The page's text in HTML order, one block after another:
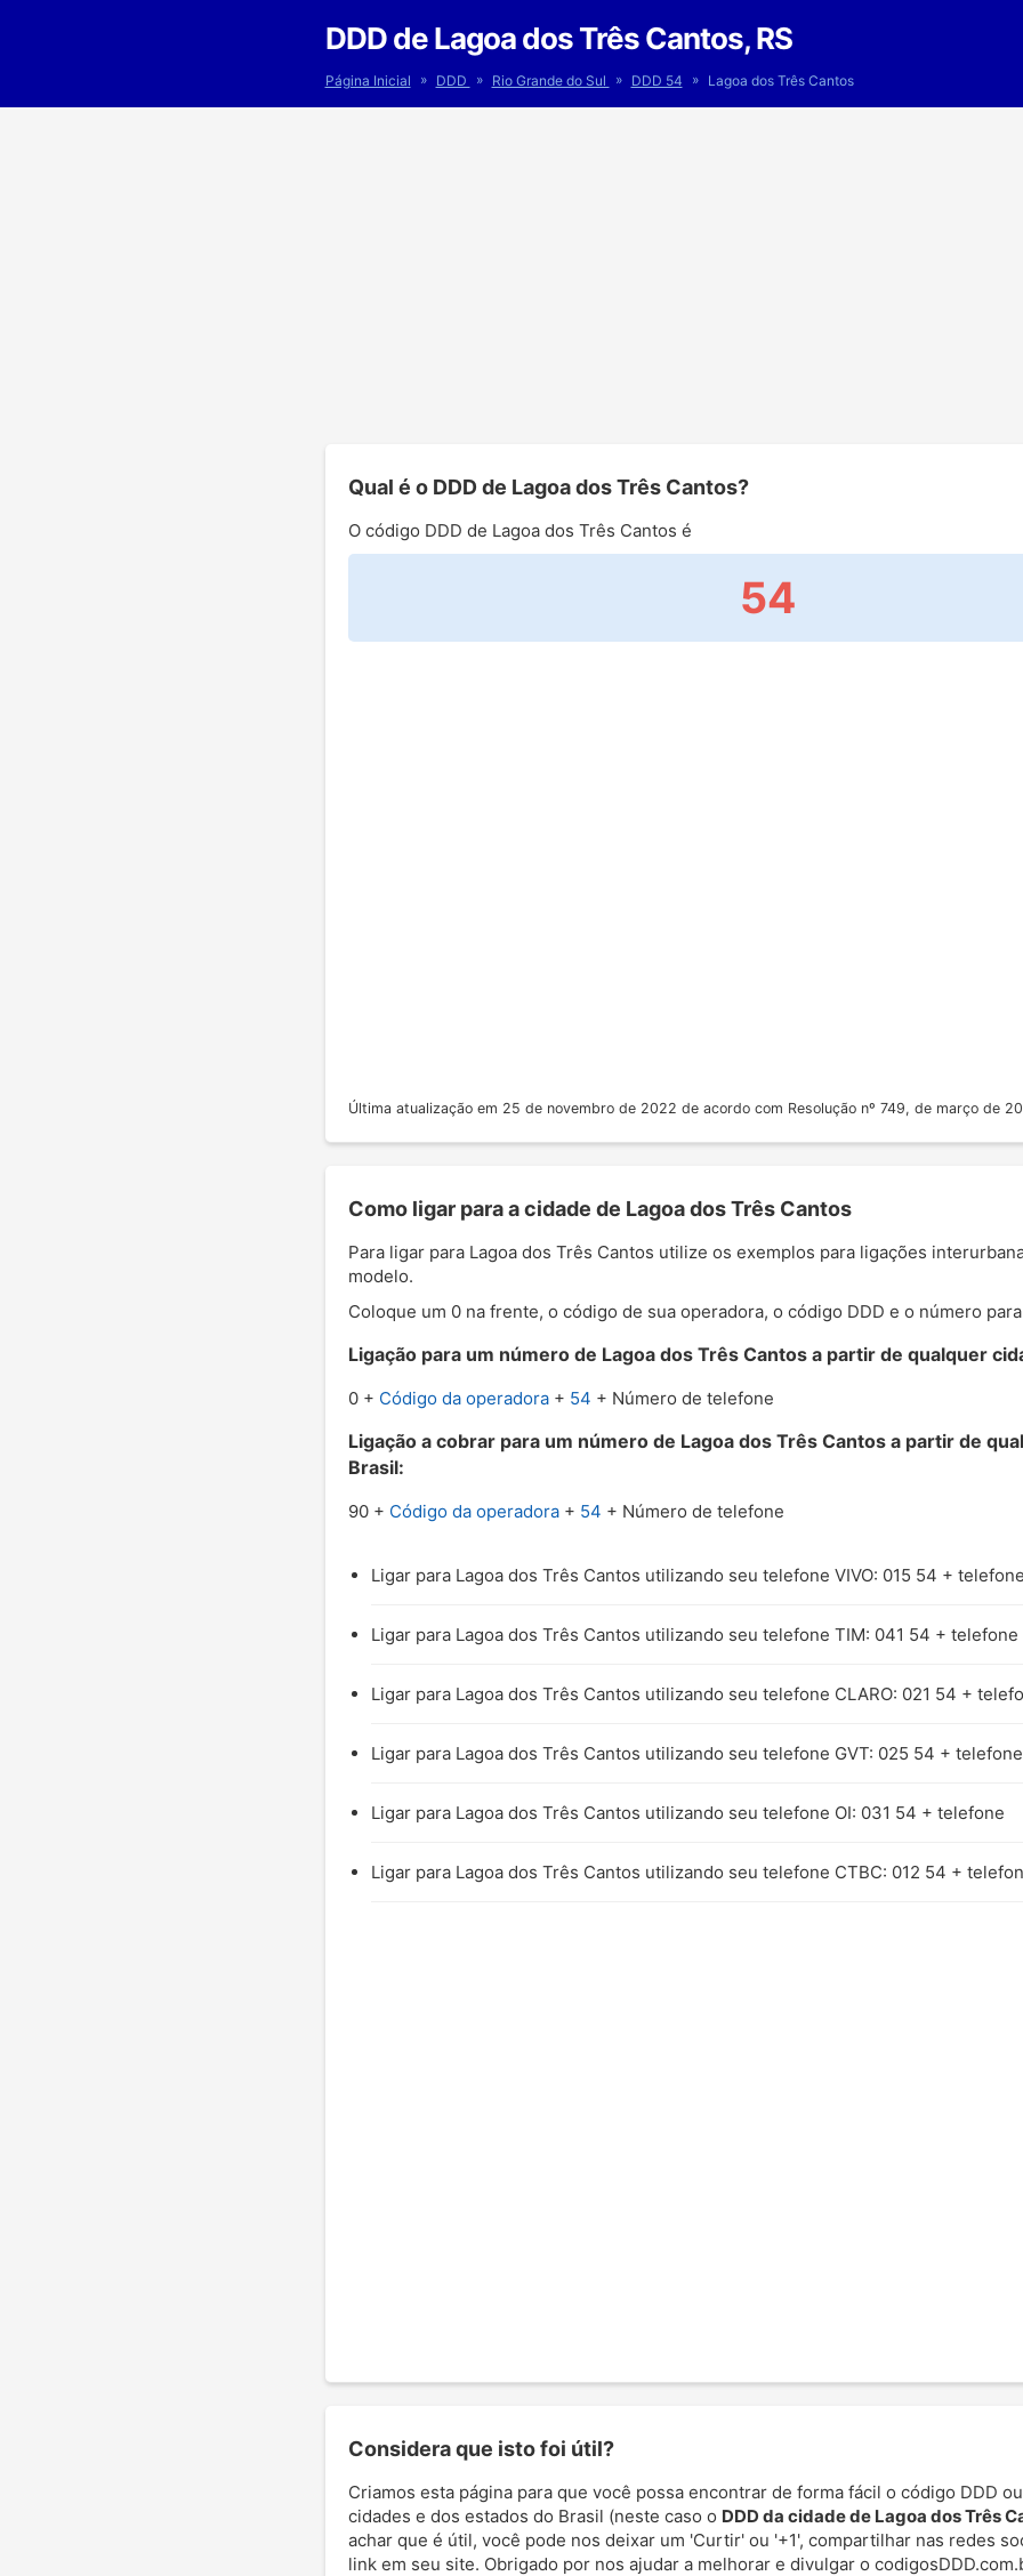
DDD de Lagoa dos Três Cantos, RS
Página Inicial » DDD » Rio Grande do Sul » DDD 54 » Lagoa dos Três Cantos
Qual é o DDD de Lagoa dos Três Cantos?
O código DDD de Lagoa dos Três Cantos é
54
Última atualização em 25 de novembro de 2022 de acordo com Resolução nº 749, de março de
Como ligar para a cidade de Lagoa dos Três Cantos
Para ligar para Lagoa dos Três Cantos utilize os exemplos para ligações
modelo.
Coloque um 0 na frente, o código de sua operadora, o código DDD e o número
Ligação para um número de Lagoa dos Três Cantos a partir de qualquer
0 + Código da operadora+ 54 + Número de telefone
Ligação a cobrar para um número de Lagoa dos Três Cantos a partir de
Brasil:
90 + Código da operadora+ 54 + Número de telefone
Ligar para Lagoa dos Três Cantos utilizando seu telefone VIVO: 015 54 +
Ligar para Lagoa dos Três Cantos utilizando seu telefone TIM: 041 54 + telefone
Ligar para Lagoa dos Três Cantos utilizando seu telefone CLARO: 021 54 +
Ligar para Lagoa dos Três Cantos utilizando seu telefone GVT: 025 54 + telefone
Ligar para Lagoa dos Três Cantos utilizando seu telefone OI: 031 54 + telefone
Ligar para Lagoa dos Três Cantos utilizando seu telefone CTBC: 012 54 +
Considera que isto foi útil?
Criamos esta página para que você possa encontrar de forma fácil o código DDD
cidades e dos estados do Brasil (neste caso o DDD da cidade de Lagoa dos Três
achar que é útil, você pode nos deixar um 'Curtir' ou '+1', compartilhar nas redes
link em seu site. Obrigado por nos ajudar a melhorar e divulgar o